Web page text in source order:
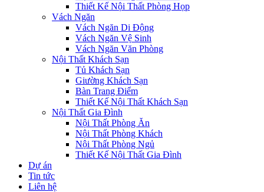
Thiết Kế Nội Thất Phòng Họp
Vách Ngăn
Vách Ngăn Di Động
Vách Ngăn Vệ Sinh
Vách Ngăn Văn Phòng
Nội Thất Khách Sạn
Tủ Khách Sạn
Giường Khách Sạn
Bàn Trang Điểm
Thiết Kế Nội Thất Khách Sạn
Nội Thất Gia Đình
Nội Thất Phòng Ăn
Nội Thất Phòng Khách
Nội Thất Phòng Ngủ
Thiết Kế Nội Thất Gia Đình
Dự án
Tin tức
Liên hệ